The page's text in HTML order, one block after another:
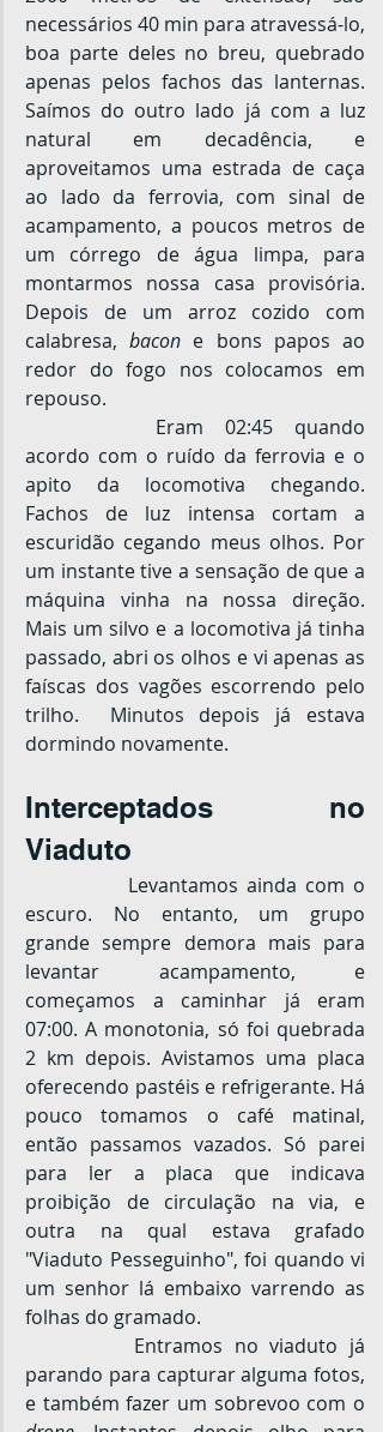
necessários 40 min para atravessá-lo,
boa parte deles no breu, quebrado
apenas pelos fachos das lanternas.
Saímos do outro lado já com a luz
natural em decadência, e
aproveitamos uma estrada de caça
ao lado da ferrovia, com sinal de
acampamento, a poucos metros de
um córrego de água limpa, para
montarmos nossa casa provisória.
Depois de um arroz cozido com
calabresa, bacon e bons papos ao
redor do fogo nos colocamos em
repouso.
acordo com o ruído da ferrovia e o
apito da locomotiva chegando.
Fachos de luz intensa cortam a
escuridão cegando meus olhos. Por
um instante tive a sensação de que a
máquina vinha na nossa direção.
Mais um silvo e a locomotiva já tinha
passado, abri os olhos e vi apenas as
faíscas dos vagões escorrendo pelo
trilho.  Minutos depois já estava
dormindo novamente.
Interceptados no
Viaduto
escuro. No entanto, um grupo
grande sempre demora mais para
levantar acampamento, e
começamos a caminhar já eram
07:00. A monotonia, só foi quebrada
2 km depois. Avistamos uma placa
oferecendo pastéis e refrigerante. Há
pouco tomamos o café matinal,
então passamos vazados. Só parei
para ler a placa que indicava
proibição de circulação na via, e
outra na qual estava grafado
"Viaduto Pesseguinho", foi quando vi
um senhor lá embaixo varrendo as
folhas do gramado.
parando para capturar alguma fotos,